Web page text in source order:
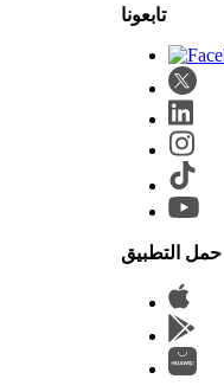
حمل التطبيق